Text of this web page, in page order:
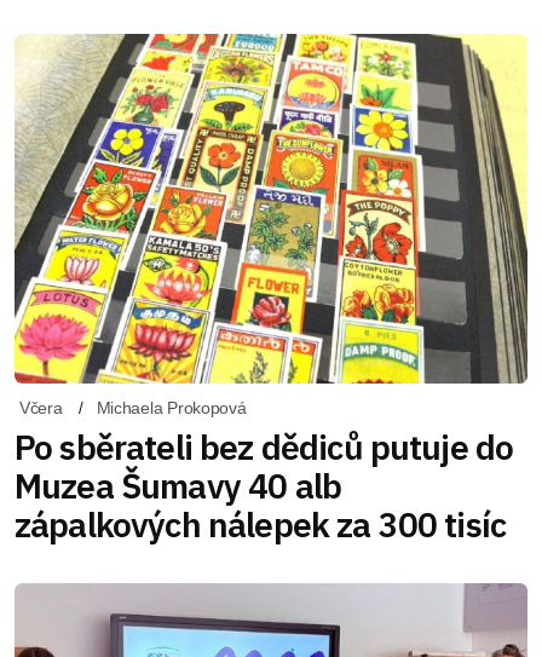
Včera Michaela Prokopová
Po sběrateli bez dědiců putuje do
Muzea Šumavy 40 alb
zápalkových nálepek za 300 tisíc